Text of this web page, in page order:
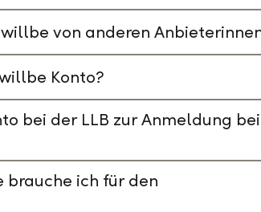
von anderen
Konto?
bei der LLB zur Anmeldung bei
brauche ich für den